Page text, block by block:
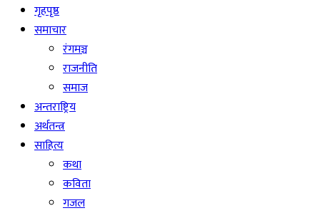
गृहपृष्ठ
समाचार
रंगमञ्च
राजनीति
समाज
अन्तराष्ट्रिय
अर्थतन्त्र
साहित्य
कथा
कविता
गजल